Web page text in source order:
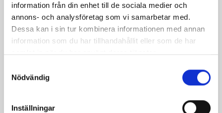
information från din enhet till de sociala medier och
annons- och analysföretag som vi samarbetar med.
Dessa kan i sin tur kombinera informationen med annan
information som du har tillhandahållit eller som de har
samlat in när du har använt deras tjänster.
Nödvändig
Inställningar
avokadosoppa med